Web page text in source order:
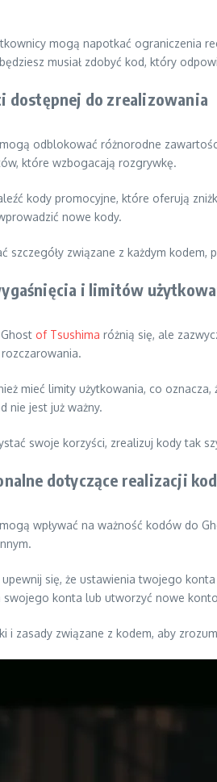
mogą napotkać ograniczenia
musiał zdobyć kod, który
dostępnej do zrealizowania
odblokować różnorodne
które wzbogacają rozgrywkę.
kody promocyjne, które oferują
nowe kody.
szczegóły związane z każdym
i limitów
of Tsushima różnią się, ale
mieć limity użytkowania, co
nie jest już ważny.
swoje korzyści, zrealizuj kody tak
dotyczące realizacji
wpływać na ważność kodów do
się, że ustawienia twojego
swojego konta lub utworzyć nowe
i zasady związane z kodem, aby